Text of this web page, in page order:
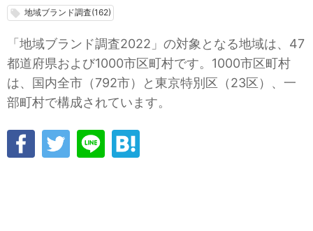
local_offer 地域ブランド調査(162)
「地域ブランド調査2022」の対象となる地域は、47
都道府県および1000市区町村です。1000市区町村
は、国内全市（792市）と東京特別区（23区）、一
部町村で構成されています。